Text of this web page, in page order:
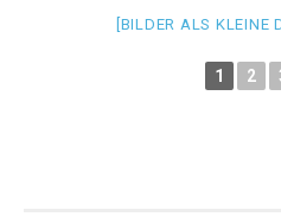
[BILDER ALS KLEINE
1 2